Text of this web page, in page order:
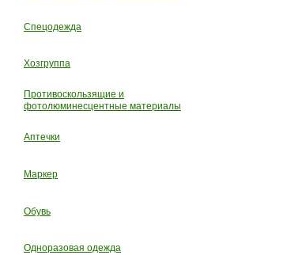
Спецодежда
Хозгруппа
Противоскользящие и
фотолюминесцентные материалы
Аптечки
Маркер
Обувь
Одноразовая одежда